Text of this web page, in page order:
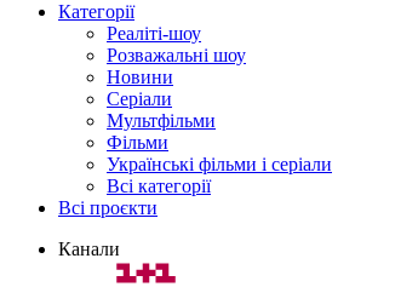
Категорії
Реаліті-шоу
Розважальні шоу
Новини
Серіали
Мультфільми
Фільми
Українські фільми і серіали
Всі категорії
Всі проєкти
Канали